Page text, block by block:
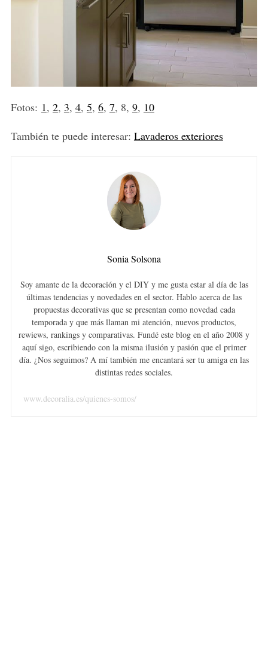
Fotos: 1, 2, 3, 4, 5, 6, 7, 8, 9, 10
También te puede interesar: Lavaderos exteriores
Sonia Solsona
Soy amante de la decoración y el DIY y me gusta estar al día de las
últimas tendencias y novedades en el sector. Hablo acerca de las
propuestas decorativas que se presentan como novedad cada
temporada y que más llaman mi atención, nuevos productos,
rewiews, rankings y comparativas. Fundé este blog en el año 2008 y
aquí sigo, escribiendo con la misma ilusión y pasión que el primer
día. ¿Nos seguimos? A mí también me encantará ser tu amiga en las
distintas redes sociales.
www.decoralia.es/quienes-somos/